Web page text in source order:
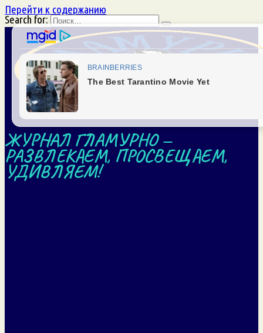
Перейти к содержанию
Search for:
ЖУРНАЛ ГЛАМУРНО —
РАЗВЛЕКАЕМ, ПРОСВЕЩАЕМ,
УДИВЛЯЕМ!